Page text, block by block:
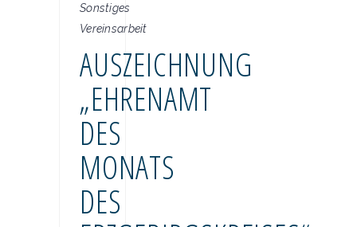
Sonstiges
Vereinsarbeit
AUSZEICHNUNG
„EHRENAMT
DES
MONATS
DES